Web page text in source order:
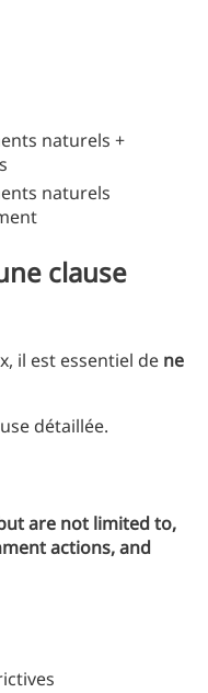
naturels +
naturels
clause
il est essentiel de ne
détaillée.
are not limited to,
actions, and